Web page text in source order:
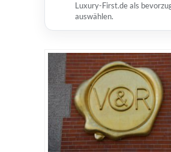
Luxury-First.de als
auswählen.